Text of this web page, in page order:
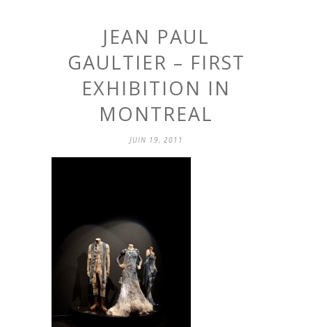
JEAN PAUL
GAULTIER – FIRST
EXHIBITION IN
MONTREAL
JUIN 19, 2011